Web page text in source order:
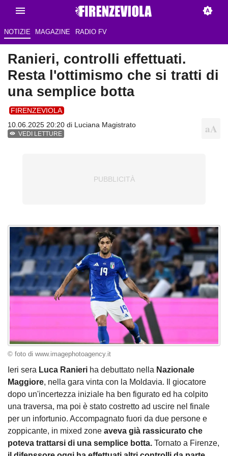
NOTIZIE MAGAZINE RADIO FV
Ranieri, controlli effettuati.
Resta l'ottimismo che si tratti di
una semplice botta
FIRENZEVIOLA
10.06.2025 20:20 di Luciana Magistrato
VEDI LETTURE
© foto di www.imagephotoagency.it
Ieri sera Luca Ranieri ha debuttato nella Nazionale
Maggiore, nella gara vinta con la Moldavia. Il giocatore
dopo un'incertezza iniziale ha ben figurato ed ha colpito
una traversa, ma poi è stato costretto ad uscire nel finale
per un infortunio. Accompagnato fuori da due persone e
zoppicante, in mixed zone aveva già rassicurato che
poteva trattarsi di una semplice botta. Tornato a Firenze,